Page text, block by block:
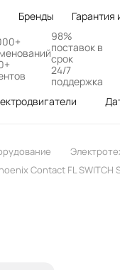
Бренды Гарантия
98%
поставок в
срок
24/7
поддержка
Contact FL